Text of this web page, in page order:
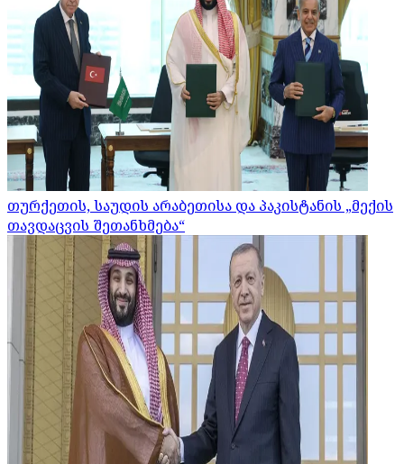
თურქეთის, საუდის არაბეთისა და პაკისტანის „მექის
თავდაცვის შეთანხმება“